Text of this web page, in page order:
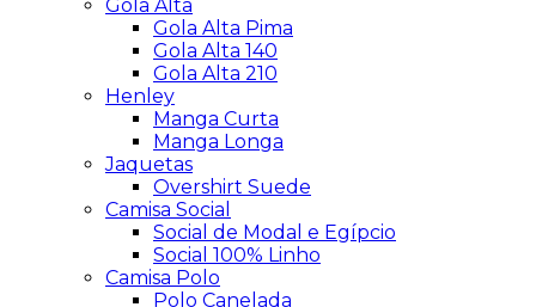
Gola Alta
Gola Alta Pima
Gola Alta 140
Gola Alta 210
Henley
Manga Curta
Manga Longa
Jaquetas
Overshirt Suede
Camisa Social
Social de Modal e Egípcio
Social 100% Linho
Camisa Polo
Polo Canelada